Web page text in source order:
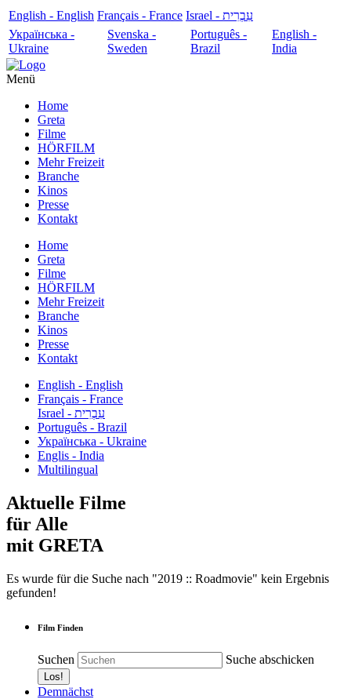
English - English Français - France
עִבְרִית - Israel
Українська -
Ukraine
Svenska -
Sweden
Português -
Brazil
English -
India
Menü
Home
Greta
Filme
HÖRFILM
Mehr Freizeit
Branche
Kinos
Presse
Kontakt
Home
Greta
Filme
HÖRFILM
Mehr Freizeit
Branche
Kinos
Presse
Kontakt
English - English
Français - France
עִבְרִית - Israel
Português - Brazil
Українська - Ukraine
Englis - India
Multilingual
Aktuelle Filme
für Alle
mit GRETA
Es wurde für die Suche nach "2019 :: Roadmovie" kein Ergebnis
gefunden!
Film Finden
Suchen Suche abschicken
Demnächst